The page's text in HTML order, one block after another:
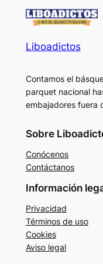
Liboadictos
Contamos el
parquet nacional
embajadores fuera
Sobre
Conócenos
Contáctanos
Información
Privacidad
Términos de uso
Cookies
Aviso legal